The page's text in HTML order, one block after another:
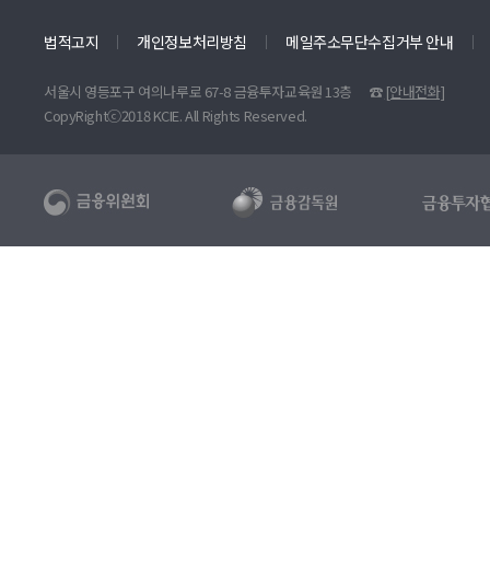
법적고지 개인정보처리방침 메일주소무단수집거부 안내
서울시 영등포구 여의나루로 67-8 금융투자교육원 13층 ☎ [안내전화]
CopyRightⓒ2018 KCIE. All Rights Reserved.